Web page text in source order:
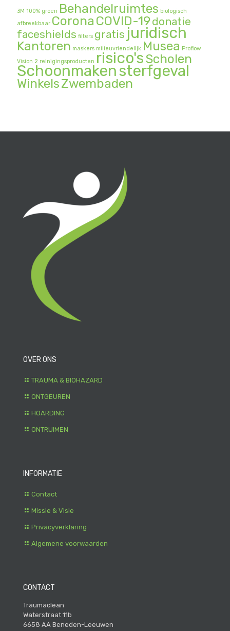
3M 100% groen Behandelruimtes biologisch
afbreekbaar Corona COVID-19donatie
faceshields filters gratis juridisch
Kantoren maskers milieuvriendelijk Musea Proflow
Vision 2 reinigingsproducten risico'sScholen
Schoonmakensterfgeval
WinkelsZwembaden
OVER ONS
TRAUMA & BIOHAZARD
ONTGEUREN
HOARDING
ONTRUIMEN
INFORMATIE
Contact
Missie & Visie
Privacyverklaring
Algemene voorwaarden
CONTACT
Traumaclean
Waterstraat 11b
6658 AA Beneden-Leeuwen